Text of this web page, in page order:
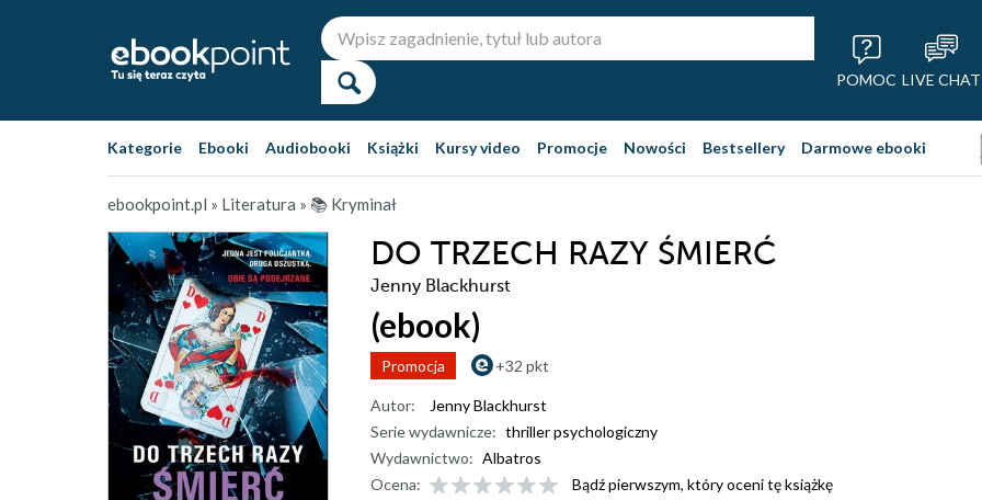
POMOC LIVE CHAT
Kategorie Ebooki Audiobooki Książki Kursy video Promocje Nowości Bestsellery Darmowe ebooki
ebookpoint.pl » Literatura » 📚 Kryminał
DO TRZECH RAZY ŚMIERĆ
Jenny Blackhurst
(ebook)
Promocja +32 pkt
Autor:
Jenny Blackhurst
Serie wydawnicze: thriller psychologiczny
Wydawnictwo: Albatros
Ocena:
Bądź pierwszym, który oceni tę książkę